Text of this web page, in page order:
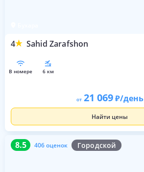
4 Sahid Zarafshon
в номере 6 км
от 21 069 /день
Найти цены
8.5 406 оценок Городской
8.5 406 оценок